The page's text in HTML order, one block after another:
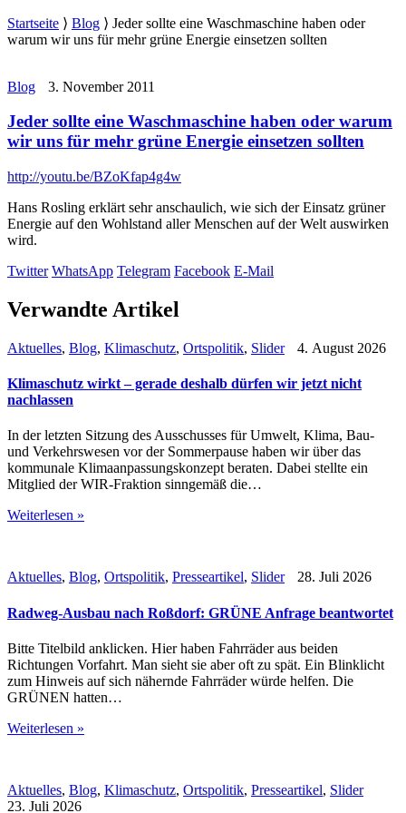
Startseite ⟩ Blog ⟩ Jeder sollte eine Waschmaschine haben oder
warum wir uns für mehr grüne Energie einsetzen sollten
Blog 3. November 2011
Jeder sollte eine Waschmaschine haben oder warum
wir uns für mehr grüne Energie einsetzen sollten
http://youtu.be/BZoKfap4g4w
Hans Rosling erklärt sehr anschaulich, wie sich der Einsatz grüner
Energie auf den Wohlstand aller Menschen auf der Welt auswirken
wird.
Twitter WhatsApp Telegram Facebook E-Mail
Verwandte Artikel
Aktuelles, Blog, Klimaschutz, Ortspolitik, Slider 4. August 2026
Klimaschutz wirkt – gerade deshalb dürfen wir jetzt nicht
nachlassen
In der letzten Sitzung des Ausschusses für Umwelt, Klima, Bau-
und Verkehrswesen vor der Sommerpause haben wir über das
kommunale Klimaanpassungskonzept beraten. Dabei stellte ein
Mitglied der WIR-Fraktion sinngemäß die…
Weiterlesen »
Aktuelles, Blog, Ortspolitik, Presseartikel, Slider 28. Juli 2026
Radweg-Ausbau nach Roßdorf: GRÜNE Anfrage beantwortet
Bitte Titelbild anklicken. Hier haben Fahrräder aus beiden
Richtungen Vorfahrt. Man sieht sie aber oft zu spät. Ein Blinklicht
zum Hinweis auf sich nähernde Fahrräder würde helfen. Die
GRÜNEN hatten…
Weiterlesen »
Aktuelles, Blog, Klimaschutz, Ortspolitik, Presseartikel, Slider
23. Juli 2026